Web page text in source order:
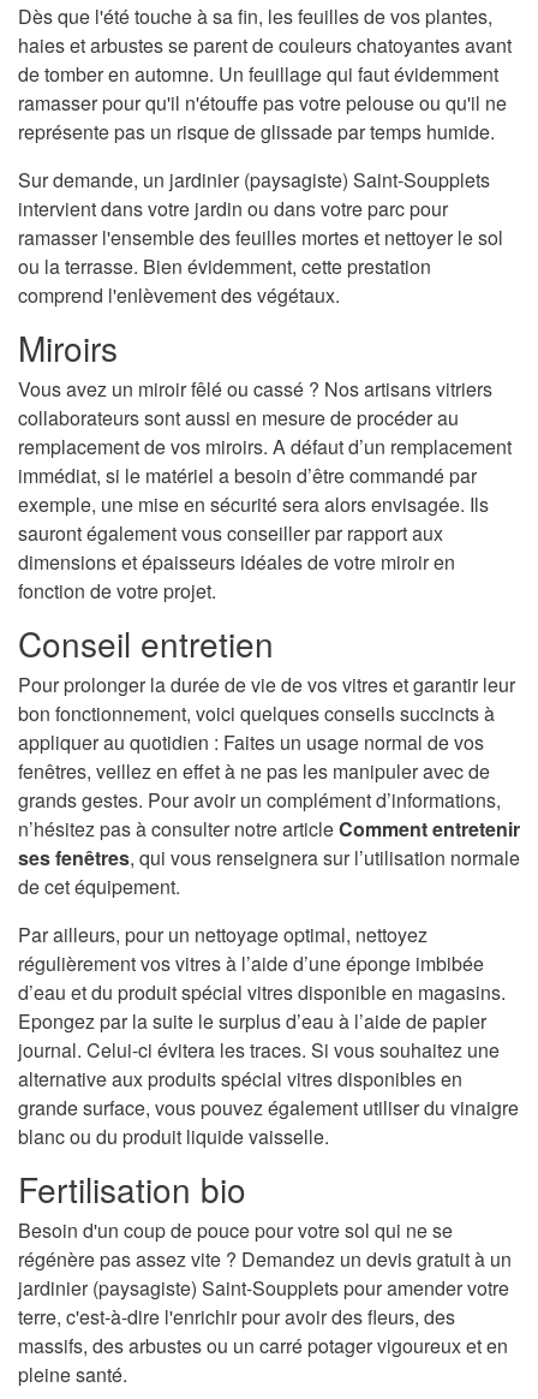
Dès que l'été touche à sa fin, les feuilles de vos plantes,
haies et arbustes se parent de couleurs chatoyantes avant
de tomber en automne. Un feuillage qui faut évidemment
ramasser pour qu'il n'étouffe pas votre pelouse ou qu'il ne
représente pas un risque de glissade par temps humide.
Sur demande, un jardinier (paysagiste) Saint-Soupplets
intervient dans votre jardin ou dans votre parc pour
ramasser l'ensemble des feuilles mortes et nettoyer le sol
ou la terrasse. Bien évidemment, cette prestation
comprend l'enlèvement des végétaux.
Miroirs
Vous avez un miroir fêlé ou cassé ? Nos artisans vitriers
collaborateurs sont aussi en mesure de procéder au
remplacement de vos miroirs. A défaut d’un remplacement
immédiat, si le matériel a besoin d’être commandé par
exemple, une mise en sécurité sera alors envisagée. Ils
sauront également vous conseiller par rapport aux
dimensions et épaisseurs idéales de votre miroir en
fonction de votre projet.
Conseil entretien
Pour prolonger la durée de vie de vos vitres et garantir leur
bon fonctionnement, voici quelques conseils succincts à
appliquer au quotidien : Faites un usage normal de vos
fenêtres, veillez en effet à ne pas les manipuler avec de
grands gestes. Pour avoir un complément d’informations,
n’hésitez pas à consulter notre articleComment entretenir
ses fenêtres, qui vous renseignera sur l’utilisation normale
de cet équipement.
Par ailleurs, pour un nettoyage optimal, nettoyez
régulièrement vos vitres à l’aide d’une éponge imbibée
d’eau et du produit spécial vitres disponible en magasins.
Epongez par la suite le surplus d’eau à l’aide de papier
journal. Celui-ci évitera les traces. Si vous souhaitez une
alternative aux produits spécial vitres disponibles en
grande surface, vous pouvez également utiliser du vinaigre
blanc ou du produit liquide vaisselle.
Fertilisation bio
Besoin d'un coup de pouce pour votre sol qui ne se
régénère pas assez vite ? Demandez un devis gratuit à un
jardinier (paysagiste) Saint-Soupplets pour amender votre
terre, c'est-à-dire l'enrichir pour avoir des fleurs, des
massifs, des arbustes ou un carré potager vigoureux et en
pleine santé.